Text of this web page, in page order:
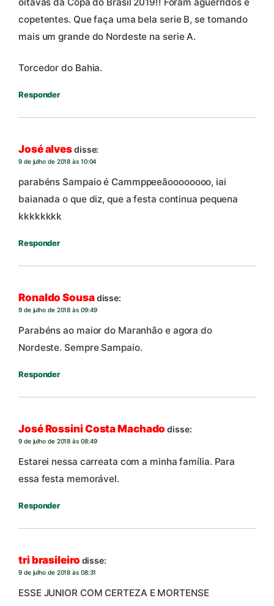
oitavas da Copa do Brasil 2019!! Foram aguerridos e
copetentes. Que faça uma bela serie B, se tornando
mais um grande do Nordeste na serie A.
Torcedor do Bahia.
Responder
José alvesdisse:
9 de julho de 2018 às 10:04
parabéns Sampaio é Cammppeeãoooooooo, iai
baianada o que diz, que a festa continua pequena
kkkkkkkk
Responder
Ronaldo Sousadisse:
9 de julho de 2018 às 09:49
Parabéns ao maior do Maranhão e agora do
Nordeste. Sempre Sampaio.
Responder
José Rossini Costa Machado disse:
9 de julho de 2018 às 08:49
Estarei nessa carreata com a minha família. Para
essa festa memorável.
Responder
tri brasileiro disse:
9 de julho de 2018 às 08:31
ESSE JUNIOR COM CERTEZA E MORTENSE